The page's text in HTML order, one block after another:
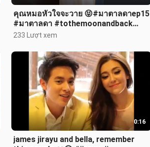
คุณหมอหัวใจจะวาย 😝#มาตาลดาep15
#มาตาลดา #tothemoonandback
#เจมส์จิรายุ #เต้ยจรินทร์พร
233 Lượt xem
0:16
james jirayu and bella, remember